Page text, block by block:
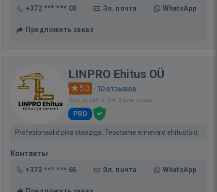
+372 *** *** 03 Эл. почта WhatsApp
Предложить заказ
LINPRO Ehitus OÜ
5.0 · 10 отзывов
Был на сайте: 2 ч. 3 мин. назад
PRO
Profesionaalid pika staaziga. Teostame erinevaid ehitustöid.
Контакты
+372 *** *** 65 Эл. почта WhatsApp